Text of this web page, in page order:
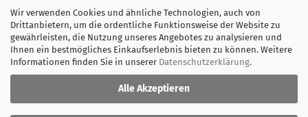
Wir verwenden Cookies und ähnliche Technologien, auch von
Drittanbietern, um die ordentliche Funktionsweise der Website zu
gewährleisten, die Nutzung unseres Angebotes zu analysieren und
Ihnen ein bestmögliches Einkaufserlebnis bieten zu können. Weitere
Informationen finden Sie in unserer Datenschutzerklärung.
Alle Akzeptieren